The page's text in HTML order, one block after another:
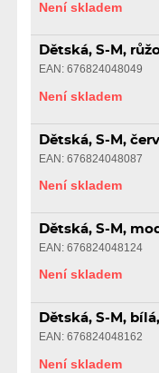
Není skladem
Dětská, S-M,
EAN: 676824048049
Není skladem
Dětská, S-M,
EAN: 676824048087
Není skladem
Dětská, S-M,
EAN: 676824048124
Není skladem
Dětská, S-M,
EAN: 676824048162
Není skladem